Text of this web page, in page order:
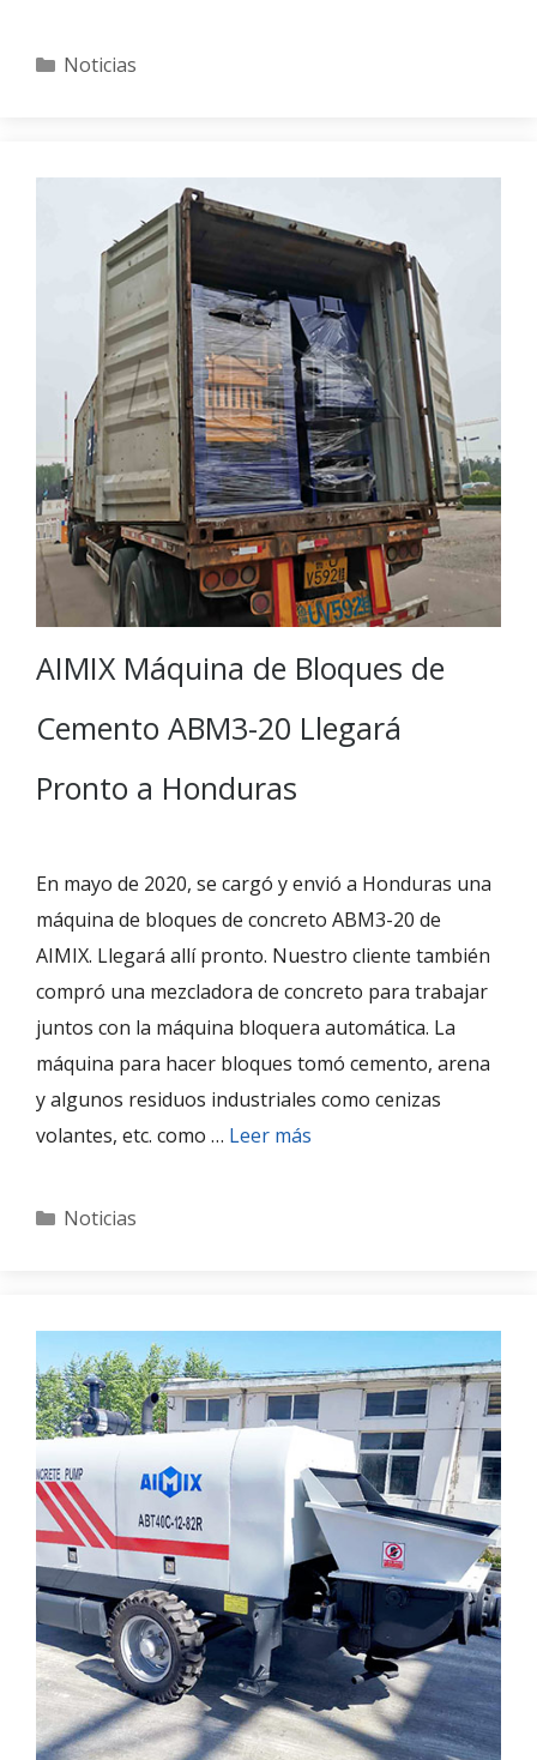
Categories
Noticias
AIMIX Máquina de Bloques de
Cemento ABM3-20 Llegará
Pronto a Honduras
En mayo de 2020, se cargó y envió a Honduras una
máquina de bloques de concreto ABM3-20 de
AIMIX. Llegará allí pronto. Nuestro cliente también
compró una mezcladora de concreto para trabajar
juntos con la máquina bloquera automática. La
máquina para hacer bloques tomó cemento, arena
y algunos residuos industriales como cenizas
volantes, etc. como … Leer más
Categories
Noticias